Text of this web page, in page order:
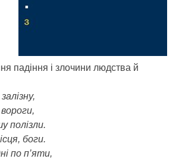
падіння і злочини людства й
полізли.
боги.
по п’яти,